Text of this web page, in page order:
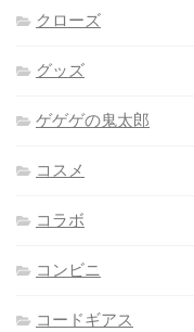
クローズ
グッズ
ゲゲゲの鬼太郎
コスメ
コラボ
コンビニ
コードギアス